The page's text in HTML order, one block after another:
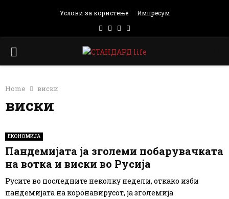
Услови за користење Импресум
Facebook
Instagram
Email
PRIMARY
Home виски
виски
ЕКОНОМИЈА
Пандемијата ја зголеми побарувачката
на вотка и виски во Русија
Русите во последните неколку недели, откако изби
пандемијата на коронавирусот, ја зголемија